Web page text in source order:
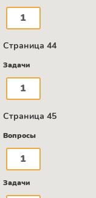
1
Страница 44
Задачи
1
Страница 45
Вопросы
1
Задачи